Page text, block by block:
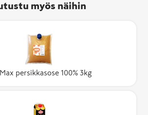
myös näihin
persikkasose 100% 3kg